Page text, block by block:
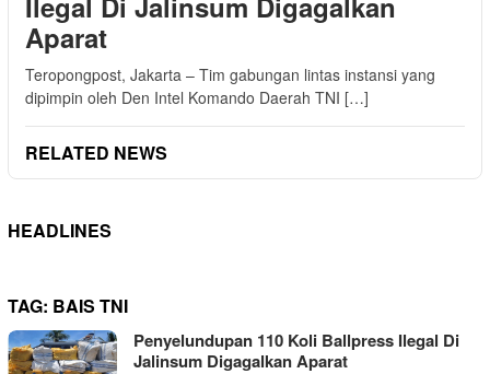
Aparat
Teropongpost, Jakarta – Tim gabungan lintas instansi yang
dipimpin oleh Den Intel Komando Daerah TNI […]
RELATED NEWS
HEADLINES
TAG: BAIS TNI
Penyelundupan 110 Koli Ballpress Ilegal Di
Jalinsum Digagalkan Aparat